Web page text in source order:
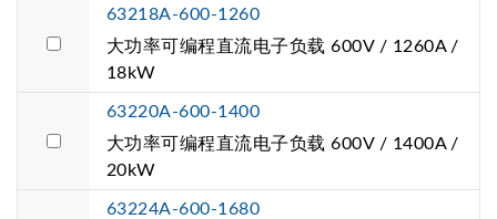
63218A-600-1260
大功率可编程直流电子负载 600V / 1260A /
18kW
63220A-600-1400
大功率可编程直流电子负载 600V / 1400A /
20kW
63224A-600-1680